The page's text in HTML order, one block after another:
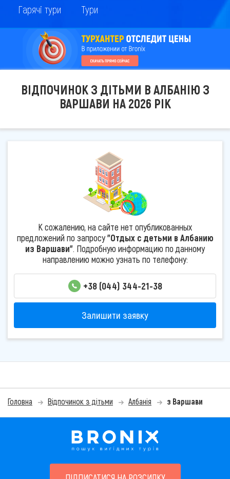
Гарячі тури Тури
ВІДПОЧИНОК З ДІТЬМИ В АЛБАНІЮ З
ВАРШАВИ НА 2026 РІК
К сожалению, на сайте нет опубликованных
предложений по запросу"Отдых с детьми в Албанию
из Варшави". Подробную информацию по данному
направлению можно узнать по телефону:
+38 (044) 344-21-38
Залишити заявку
Головна Відпочинок з дітьми Албанія з Варшави